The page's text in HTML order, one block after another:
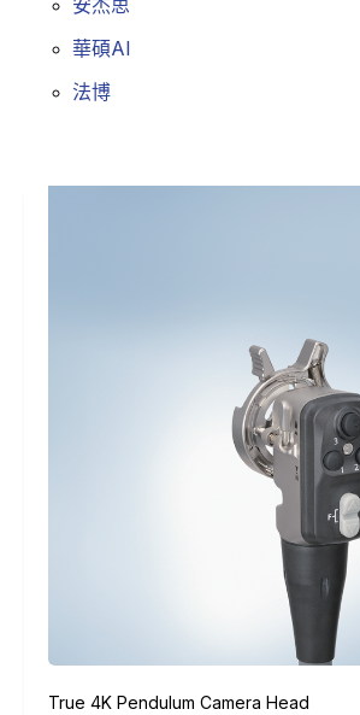
True 4K Pendulum Camera Head
安杰思
華碩AI
法博